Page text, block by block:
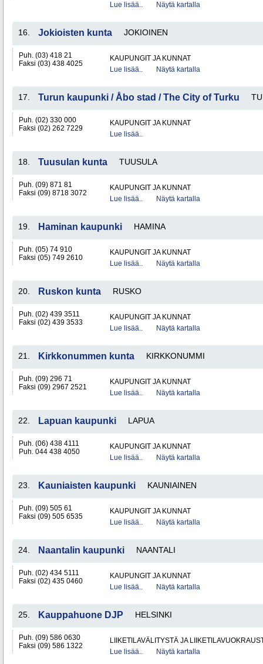
Lue lisää..
Näytä kartalla
16. Jokioisten kunta JOKIOINEN
Puh. (03) 418 21
Faksi (03) 438 4025
KAUPUNGIT JA KUNNAT
Lue lisää..
Näytä kartalla
17. Turun kaupunki / Åbo stad / The City of Turku
Puh. (02) 330 000
Faksi (02) 262 7229
KAUPUNGIT JA KUNNAT
Lue lisää..
18. Tuusulan kunta TUUSULA
Puh. (09) 871 81
Faksi (09) 8718 3072
KAUPUNGIT JA KUNNAT
Lue lisää..
Näytä kartalla
19. Haminan kaupunki HAMINA
Puh. (05) 74 910
Faksi (05) 749 2610
KAUPUNGIT JA KUNNAT
Lue lisää..
Näytä kartalla
20. Ruskon kunta RUSKO
Puh. (02) 439 3511
Faksi (02) 439 3533
KAUPUNGIT JA KUNNAT
Lue lisää..
Näytä kartalla
21. Kirkkonummen kunta KIRKKONUMMI
Puh. (09) 296 71
Faksi (09) 2967 2521
KAUPUNGIT JA KUNNAT
Lue lisää..
Näytä kartalla
22. Lapuan kaupunki LAPUA
Puh. (06) 438 4111
Puh. 044 438 4050
KAUPUNGIT JA KUNNAT
Lue lisää..
Näytä kartalla
23. Kauniaisten kaupunki KAUNIAINEN
Puh. (09) 505 61
Faksi (09) 505 6535
KAUPUNGIT JA KUNNAT
Lue lisää..
Näytä kartalla
24. Naantalin kaupunki NAANTALI
Puh. (02) 434 5111
Faksi (02) 435 0460
KAUPUNGIT JA KUNNAT
Lue lisää..
Näytä kartalla
25. Kauppahuone DJP HELSINKI
Puh. (09) 586 0630
Faksi (09) 586 1322
LIIKETILAVÄLITYSTÄ JA
Lue lisää..
Näytä kartalla